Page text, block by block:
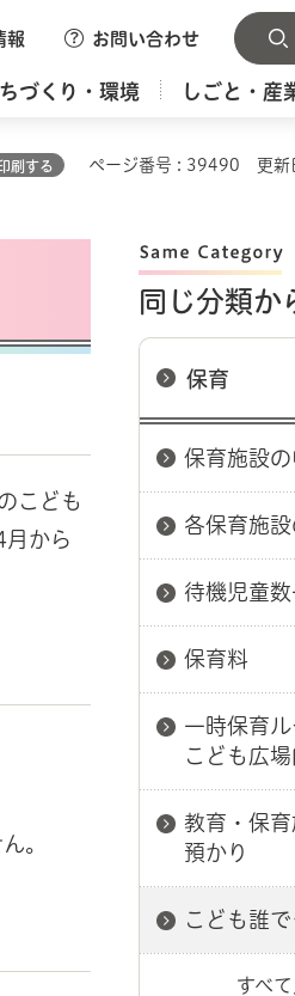
報 お問い合わせ
づくり・環境 しごと・産
刷する ページ番号 : 39490 更
こども
月から
。
同じ分類か
保育
保育施設
各保育施
待機児童
保育料
一時保育
こども広場
教育・保
預かり
こども誰
すべ